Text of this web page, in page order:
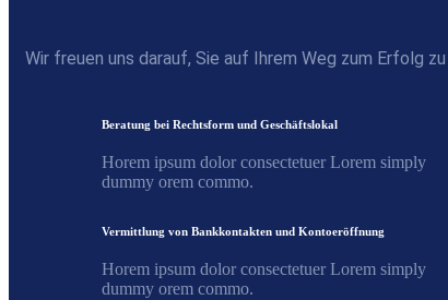
Wir freuen uns darauf, Sie auf Ihrem Weg zum Erfolg
Beratung bei Rechtsform und Geschäftslokal
Horem ipsum dolor consectetuer Lorem simply
dummy orem commo.
Vermittlung von Bankkontakten und Kontoeröffnung
Horem ipsum dolor consectetuer Lorem simply
dummy orem commo.